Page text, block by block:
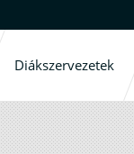
Diákszervezetek